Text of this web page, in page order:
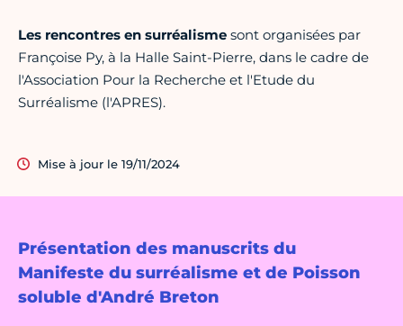
Présentation des manuscrits du
Manifeste du surréalisme et de Poisson
soluble d'André Breton
Les rencontres en surréalisme sont organisées par
Françoise Py, à la Halle Saint-Pierre, dans le cadre de
l'Association Pour la Recherche et l'Etude du
Surréalisme (l'APRES).
Mise à jour le 19/11/2024